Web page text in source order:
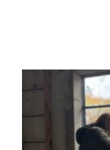
Nyhetsbrev
Opplevelser
Hytter